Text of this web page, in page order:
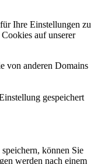
Ihre Einstellungen zu
auf unserer
von anderen Domains
gespeichert
können Sie
werden nach einem